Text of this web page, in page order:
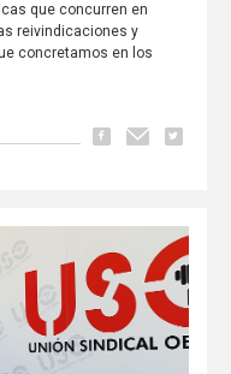
que concurren en
reivindicaciones y
concretamos en los